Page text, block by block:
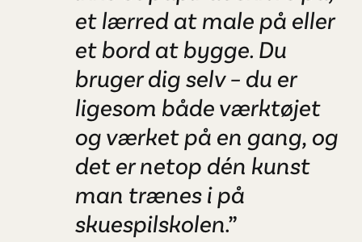
et lærred at male på eller
et bord at bygge. Du
bruger dig selv – du er
ligesom både værktøjet
og værket på en gang, og
det er netop dén kunst
man trænes i på
skuespilskolen.”